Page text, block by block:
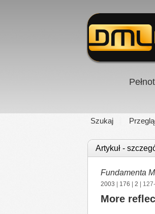
Szukaj
Artykuł -
Fundamenta
2003 176 2 |
More